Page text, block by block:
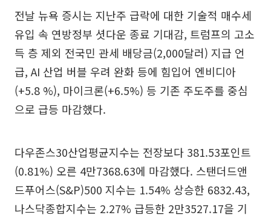
전날 뉴욕 증시는 지난주 급락에 대한 기술적 매수세
유입 속 연방정부 셧다운 종료 기대감, 트럼프의 고소
득 층 제외 전국민 관세 배당금(2,000달러) 지급 언
급, AI 산업 버블 우려 완화 등에 힘입어 엔비디아
(+5.8 %), 마이크론(+6.5%) 등 기존 주도주를 중심
으로 급등 마감했다.
다우존스30산업평균지수는 전장보다 381.53포인트
(0.81%) 오른 4만7368.63에 마감했다. 스탠더드앤
드푸어스(S&P)500 지수는 1.54% 상승한 6832.43,
나스닥종합지수는 2.27% 급등한 2만3527.17을 기